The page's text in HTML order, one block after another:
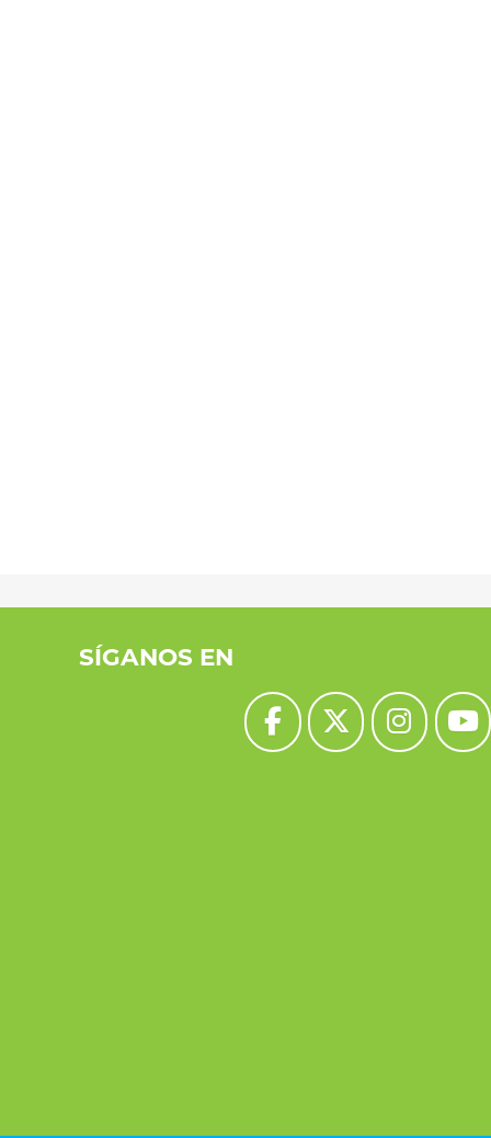
SÍGANOS EN